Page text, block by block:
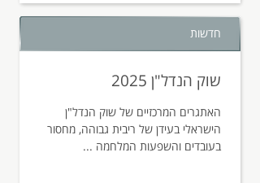
שוק הנדל"ן 2025
האתגרים המרכזיים של שוק הנדל"ן
הישראלי בעידן של ריבית גבוהה, מחסור
בעובדים והשפעות המלחמה ...
חדשות